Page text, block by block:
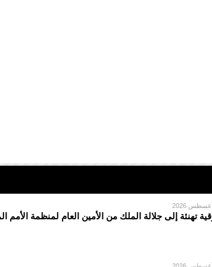
تهنئة إلى جلالة الملك من الأمين العام لمنظمة